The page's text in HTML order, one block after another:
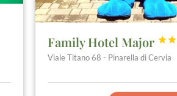
Family Hotel Major 

Viale Titano 68 - Pinarella di Cervia